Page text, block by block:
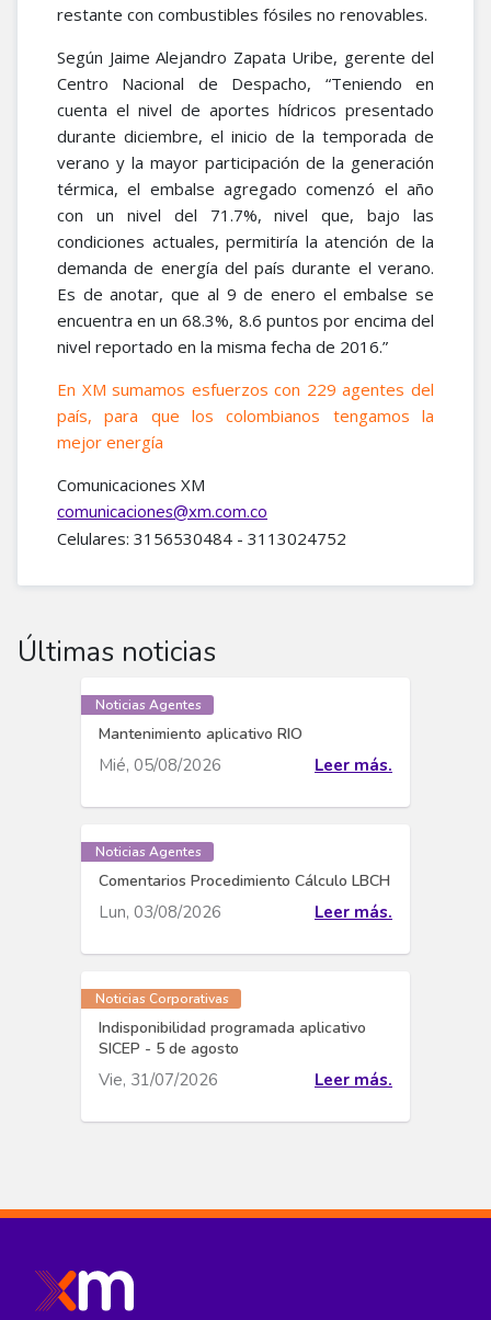
restante con combustibles fósiles no renovables.
Según Jaime Alejandro Zapata Uribe, gerente del
Centro Nacional de Despacho, “Teniendo en
cuenta el nivel de aportes hídricos presentado
durante diciembre, el inicio de la temporada de
verano y la mayor participación de la generación
térmica, el embalse agregado comenzó el año
con un nivel del 71.7%, nivel que, bajo las
condiciones actuales, permitiría la atención de la
demanda de energía del país durante el verano.
Es de anotar, que al 9 de enero el embalse se
encuentra en un 68.3%, 8.6 puntos por encima del
nivel reportado en la misma fecha de 2016.”
En XM sumamos esfuerzos con 229 agentes del
país, para que los colombianos tengamos la
mejor energía​
Comunicaciones XM
comunicaciones@xm.com.co
Celulares: 3156530484 - 3113024752​
Últimas noticias
Noticias Agentes
Mantenimiento aplicativo RIO
Mié, 05/08/2026 Leer más.
Noticias Agentes
Comentarios Procedimiento Cálculo LBCH
Lun, 03/08/2026 Leer más.
Noticias Corporativas
Indisponibilidad programada aplicativo
SICEP - 5 de agosto
Vie, 31/07/2026 Leer más.